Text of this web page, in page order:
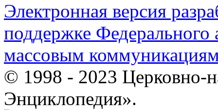
Электронная версия
поддержке Федерального
массовым
© 1998 - 2023 Церковно-
Энциклопедия».